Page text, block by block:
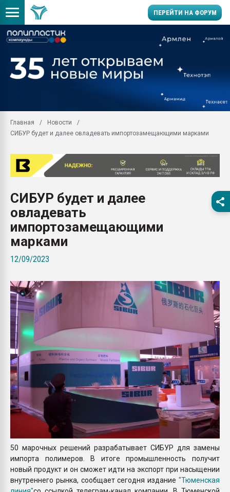
ПЕРЕЙТИ НА ФОРУМ
производство SPC
заводу пластмасс"
Подмосковье, Москва
28.07.2026
28.07.2026
Главная
Новости
СИБУР будет и далее овладевать импортозамещающими марками
СИБУР будет и далее
овладевать
импортозамещающими
марками
12/09/2023
50 марочных решений разрабатывает СИБУР для замены
импорта полимеров. В итоге промышленность получит
новый продукт и он сможет идти на экспорт при насыщении
внутреннего рынка, сообщает сегодня издание "Тюменская